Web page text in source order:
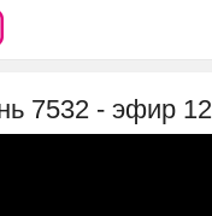
7532 - эфир